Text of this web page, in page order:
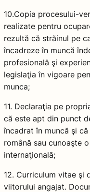
10.Copia procesului-
realizate pentru
rezultă că străinul pe
încadreze în muncă
profesională şi
legislaţia în vigoare
munca;
11. Declaraţia pe
că este apt din punct
încadrat în muncă şi
română sau cunoaşte
internaţională;
12. Curriculum vitae
viitorului angajat.